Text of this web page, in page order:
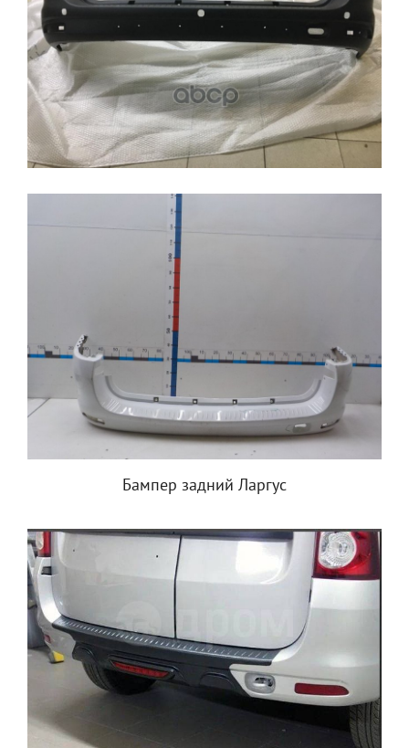
Бампер задний Ларгус